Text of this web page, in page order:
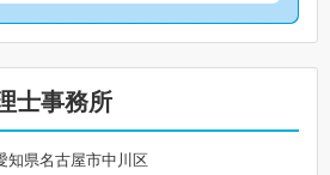
士事務所
知県名古屋市中川区